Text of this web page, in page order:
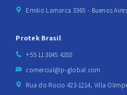
Emilio Lamarca 3365 - Buenos
Protek Brasil
+55 11 3045 4280
comercial@p-global.com
Rua do Rocio 423-1214, Villa